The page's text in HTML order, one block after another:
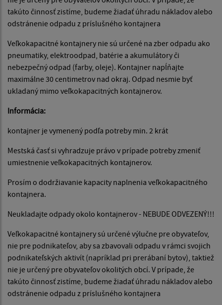
takúto činnosť zistíme, budeme žiadať úhradu nákladov alebo
odstránenie odpadu z príslušného kontajnera
Veľkokapacitné kontajnery nie sú určené na zber odpadu ako
pneumatiky, elektroodpad, batérie a akumulátory či
nebezpečný odpad (farby, oleje). Kontajner napĺňajte
maximálne 30 centimetrov nad okraj. Odpad nesmie byť
ukladaný mimo veľkokapacitných kontajnerov.
Informácia:
kontajner je vymenený podľa potreby min. 2 krát
Mestská časť si vyhradzuje právo v prípade potreby zmeniť
umiestnenie veľkokapacitných kontajnerov.
Prosím o dodržiavanie kapacity naplnenia veľkokapacitného
kontajnera.
Neukladajte odpady okolo kontajnerov - NEBUDE ODVEZENÝ!!!
Veľkokapacitné kontajnery sú určené výlučne pre obyvateľov,
nie pre podnikateľov, aby sa zbavovali odpadu v rámci svojich
podnikateľských aktivít (napríklad pri prerábaní bytov), taktiež
nie je určený pre obyvateľov okolitých obcí. V prípade, že
takúto činnosť zistíme, budeme žiadať úhradu nákladov alebo
odstránenie odpadu z príslušného kontajnera